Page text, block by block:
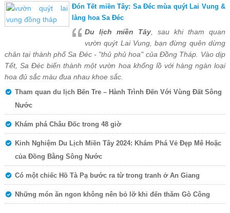
Đón Tết miền Tây: Sa Đéc mùa quýt Lai Vung &
làng hoa Sa Đéc
Du lịch miền Tây , sau khi tham quan
vườn quýt Lai Vung, bạn đừng quên dừng
chân tại thành phố Sa Đéc - "thủ phủ hoa" của Đồng Tháp. Vào dịp
Tết, Sa Đéc biến thành một vườn hoa khổng lồ với hàng ngàn loại
hoa đủ sắc màu đua nhau khoe sắc.
Tham quan du lịch Bến Tre – Hành Trình Đến Với Vùng Đất Sông
Nước
Khám phá Châu Đốc trong 48 giờ
Kinh Nghiệm Du Lịch Miền Tây 2024: Khám Phá Vẻ Đẹp Mê Hoặc
của Đồng Bằng Sông Nước
Có một chiếc Hồ Tà Pạ bước ra từ trong tranh ở An Giang
Những món ăn ngon không nên bỏ lỡ khi đến thăm Gò Công